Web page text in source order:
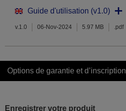
Guide d'utilisation (v1.0)
v.1.0 06-Nov-2024 5.97 MB .pdf
Options de garantie et d’inscription
Enregistrer votre produit